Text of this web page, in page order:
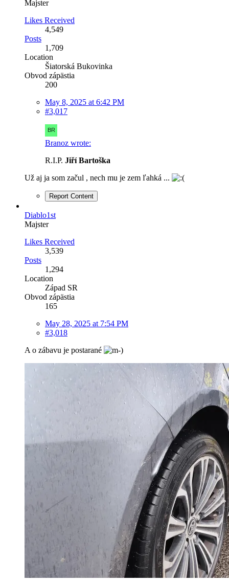
Majster
Likes Received
4,549
Posts
1,709
Location
Šiatorská Bukovinka
Obvod zápästia
200
May 8, 2025 at 6:42 PM
#3,017
Branoz wrote:
R.I.P. Jiří Bartoška
Už aj ja som začul , nech mu je zem ľahká ...
Report Content
Diablo1st
Majster
Likes Received
3,539
Posts
1,294
Location
Západ SR
Obvod zápästia
165
May 28, 2025 at 7:54 PM
#3,018
A o zábavu je postarané